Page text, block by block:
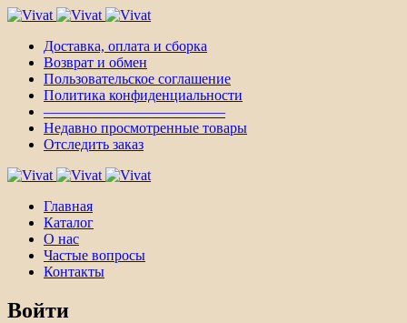
Доставка, оплата и сборка
Возврат и обмен
Пользовательское соглашение
Политика конфиденциальности
————————————–
Недавно просмотренные товары
Отследить заказ
Главная
Каталог
О нас
Частые вопросы
Контакты
Войти